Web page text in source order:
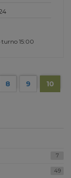
turno 15:00
8 9 10
7
49